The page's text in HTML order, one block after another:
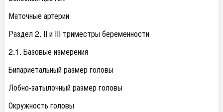
Маточные артерии
Раздел 2. II и III триместры беременности
2.1. Базовые измерения
Бипариетальный размер головы
Лобно-затылочный размер головы
Окружность головы